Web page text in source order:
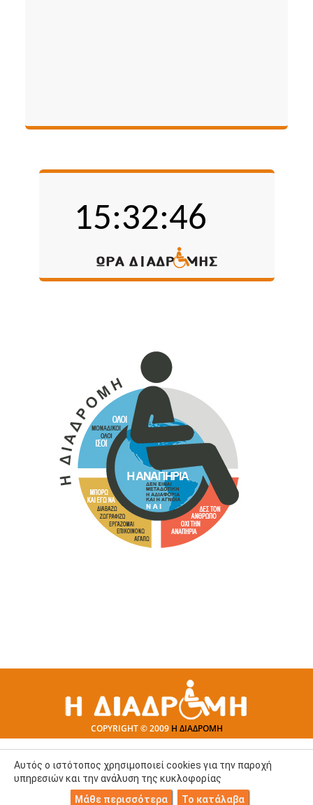
COPYRIGHT © 2009 Η ΔΙΑΔΡΟΜΗ
Αυτός ο ιστότοπος χρησιμοποιεί cookies για την παροχή
υπηρεσιών και την ανάλυση της κυκλοφορίας
Μάθε περισσότερα
Το κατάλαβα